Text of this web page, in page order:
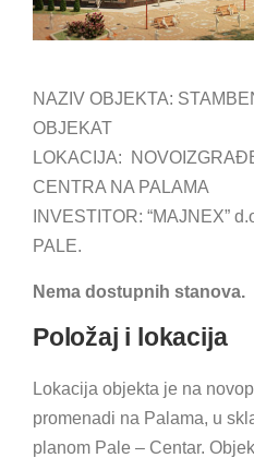
NAZIV OBJEKTA:
OBJEKAT
LOKACIJA:
CENTRA NA PALAMA
INVESTITOR: “MAJNEX”
PALE.
Nema dostupnih stanova.
Položaj i lokacija
Lokacija objekta je na
promenadi na Palama, u
planom Pale – Centar.